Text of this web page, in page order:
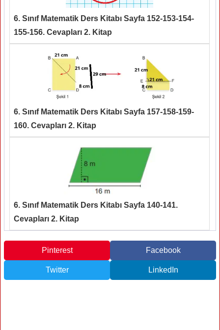
6. Sınıf Matematik Ders Kitabı Sayfa 152-153-154-
155-156. Cevapları 2. Kitap
6. Sınıf Matematik Ders Kitabı Sayfa 157-158-159-
160. Cevapları 2. Kitap
6. Sınıf Matematik Ders Kitabı Sayfa 140-141.
Cevapları 2. Kitap
Pinterest Facebook
Twitter LinkedIn